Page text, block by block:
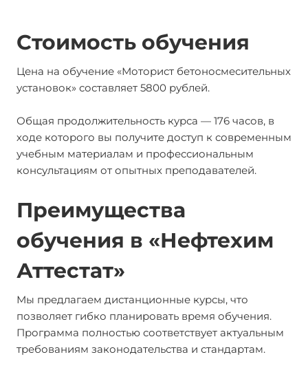
Стоимость обучения
Цена на обучение «Моторист бетоносмесительных
установок» составляет 5800 рублей.
Общая продолжительность курса — 176 часов, в
ходе которого вы получите доступ к современным
учебным материалам и профессиональным
консультациям от опытных преподавателей.
Преимущества
обучения в «Нефтехим
Аттестат»
Мы предлагаем дистанционные курсы, что
позволяет гибко планировать время обучения.
Программа полностью соответствует актуальным
требованиям законодательства и стандартам.